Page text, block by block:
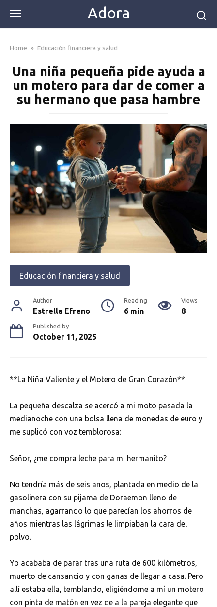
content
Adora
Home » Educación financiera y salud
Una niña pequeña pide ayuda a
un motero para dar de comer a
su hermano que pasa hambre
Educación financiera y salud
Author
Estrella Efreno
Reading
6 min
Views
8
Published by
October 11, 2025
**La Niña Valiente y el Motero de Gran Corazón**
La pequeña descalza se acercó a mi moto pasada la
medianoche con una bolsa llena de monedas de euro y
me suplicó con voz temblorosa:
Señor, ¿me compra leche para mi hermanito?
No tendría más de seis años, plantada en medio de la
gasolinera con su pijama de Doraemon lleno de
manchas, agarrando lo que parecían los ahorros de
años mientras las lágrimas le limpiaban la cara del
polvo.
Yo acababa de parar tras una ruta de 600 kilómetros,
muerto de cansancio y con ganas de llegar a casa. Pero
allí estaba ella, temblando, eligiéndome a mí un motero
con pinta de matón en vez de a la pareja elegante que